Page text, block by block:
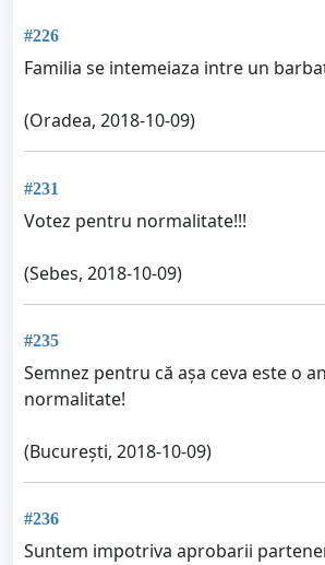
#226
Familia se intemeiaza intre un
(Oradea, 2018-10-09)
#231
Votez pentru normalitate!!!
(Sebes, 2018-10-09)
#235
Semnez pentru că așa ceva este o
normalitate!
(București, 2018-10-09)
#236
Suntem impotriva aprobarii